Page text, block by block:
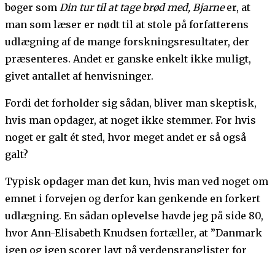
bøger som Din tur til at tage brød med, Bjarneer, at
man som læser er nødt til at stole på forfatterens
udlægning af de mange forskningsresultater, der
præsenteres. Andet er ganske enkelt ikke muligt,
givet antallet af henvisninger.
Fordi det forholder sig sådan, bliver man skeptisk,
hvis man opdager, at noget ikke stemmer. For hvis
noget er galt ét sted, hvor meget andet er så også
galt?
Typisk opdager man det kun, hvis man ved noget om
emnet i forvejen og derfor kan genkende en forkert
udlægning. En sådan oplevelse havde jeg på side 80,
hvor Ann-Elisabeth Knudsen fortæller, at ”Danmark
igen og igen scorer lavt på verdensranglister for